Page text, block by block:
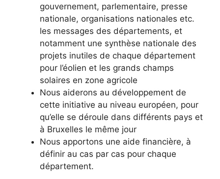
gouvernement, parlementaire, presse
nationale, organisations nationales etc.
les messages des départements, et
notamment une synthèse nationale des
projets inutiles de chaque département
pour l’éolien et les grands champs
solaires en zone agricole
Nous aiderons au développement de
cette initiative au niveau européen, pour
qu’elle se déroule dans différents pays et
à Bruxelles le même jour
Nous apportons une aide financière, à
définir au cas par cas pour chaque
département.